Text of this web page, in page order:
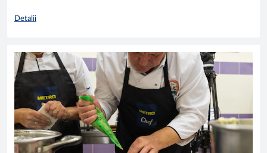
Detalii